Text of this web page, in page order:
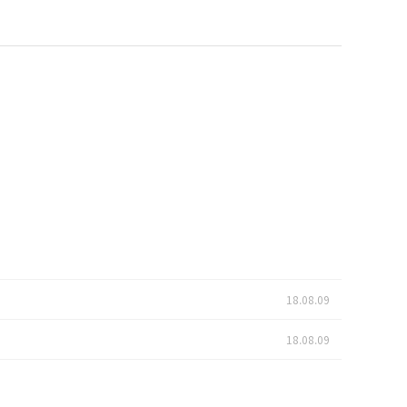
18.08.09
18.08.09